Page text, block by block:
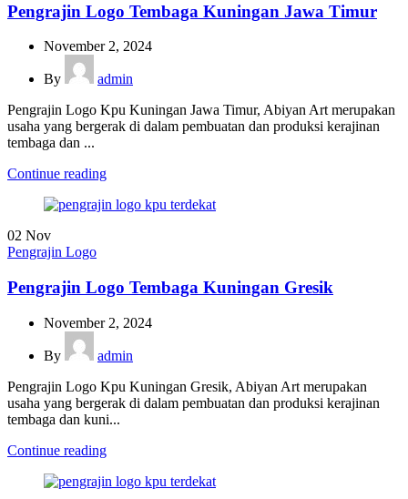
Pengrajin Logo Tembaga Kuningan Jawa Timur
November 2, 2024
By
admin
Pengrajin Logo Kpu Kuningan Jawa Timur, Abiyan Art merupakan
usaha yang bergerak di dalam pembuatan dan produksi kerajinan
tembaga dan ...
Continue reading
02 Nov
Pengrajin Logo
Pengrajin Logo Tembaga Kuningan Gresik
November 2, 2024
By
admin
Pengrajin Logo Kpu Kuningan Gresik, Abiyan Art merupakan
usaha yang bergerak di dalam pembuatan dan produksi kerajinan
tembaga dan kuni...
Continue reading